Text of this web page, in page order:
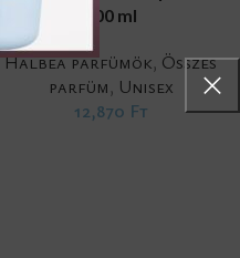
100 ml
Halbea parfümök, Összes
parfüm, Unisex
12,870 Ft